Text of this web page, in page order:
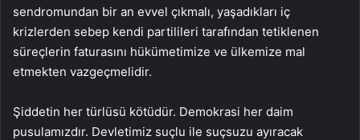
sendromundan bir an evvel çıkmalı, yaşadıkları iç
krizlerden sebep kendi partilileri tarafından tetiklenen
süreçlerin faturasını hükümetimize ve ülkemize mal
etmekten vazgeçmelidir.
Şiddetin her türlüsü kötüdür. Demokrasi her daim
pusulamızdır. Devletimiz suçlu ile suçsuzu ayıracak